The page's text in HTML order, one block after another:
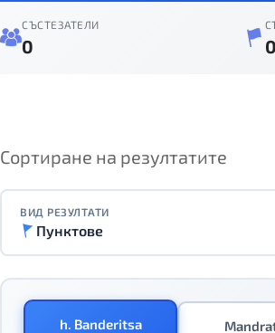
СЪСТЕЗАТЕЛИ
0 0
Сортиране на резултатите
ВИД РЕЗУЛТАТИ
Пунктове
h. Banderitsa